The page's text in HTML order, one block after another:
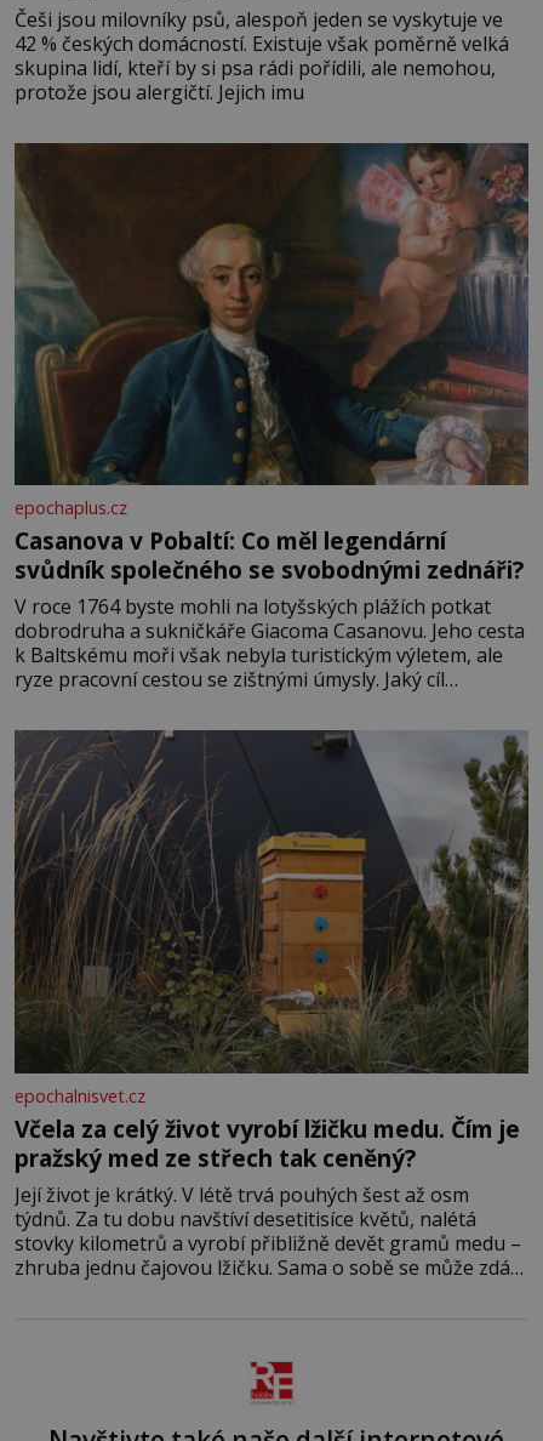
Češi jsou milovníky psů, alespoň jeden se vyskytuje ve
42 % českých domácností. Existuje však poměrně velká
skupina lidí, kteří by si psa rádi pořídili, ale nemohou,
protože jsou alergičtí. Jejich imu
epochaplus.cz
Casanova v Pobaltí: Co měl legendární
svůdník společného se svobodnými zednáři?
V roce 1764 byste mohli na lotyšských plážích potkat
dobrodruha a sukničkáře Giacoma Casanovu. Jeho cesta
k Baltskému moři však nebyla turistickým výletem, ale
ryze pracovní cestou se zištnými úmysly. Jaký cíl
lotyšské Rigy? Casanova v Pobaltí kontaktoval tamní
zednářské lóže. Nebyl v této oblasti žádným nováčkem,
protože do zednářské
epochalnisvet.cz
Včela za celý život vyrobí lžičku medu. Čím je
pražský med ze střech tak ceněný?
Její život je krátký. V létě trvá pouhých šest až osm
týdnů. Za tu dobu navštíví desetitisíce květů, nalétá
stovky kilometrů a vyrobí přibližně devět gramů medu –
zhruba jednu čajovou lžičku. Sama o sobě se může zdát